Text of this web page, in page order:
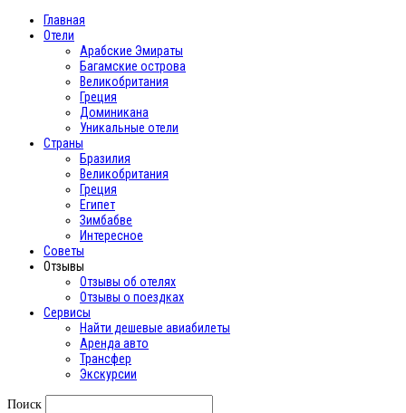
Главная
Отели
Арабские Эмираты
Багамские острова
Великобритания
Греция
Доминикана
Уникальные отели
Страны
Бразилия
Великобритания
Греция
Египет
Зимбабве
Интересное
Cоветы
Отзывы
Отзывы об отелях
Отзывы о поездках
Сервисы
Найти дешевые авиабилеты
Аренда авто
Трансфер
Экскурсии
Поиск